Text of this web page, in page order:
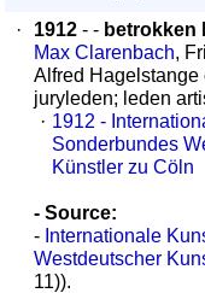
·
1912 - - betrokken
Max Clarenbach,
Alfred Hagelstange
juryleden; leden
· 1912 -
Sonderbundes
Künstler zu Cöln
- Source:
- Internationale
Westdeutscher
11)).